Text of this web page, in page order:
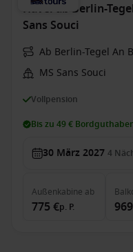
Havel ab Berlin-
Sans Souci
Ab Berlin-Tegel An
MS Sans Souci
Vollpension
Bis zu 49 €
30 März 2027 4
Außenkabine ab
775 €p. P.